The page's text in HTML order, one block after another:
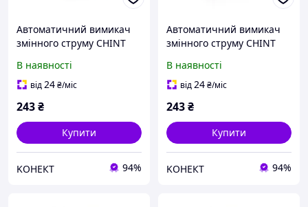
Автоматичний вимикач
змінного струму CHINT
В наявності
від24₴/міс
243₴
Купити
KОНЕКТ 94%
Автоматичний вимикач
змінного струму CHINT
В наявності
від24₴/міс
243₴
Купити
KОНЕКТ 94%